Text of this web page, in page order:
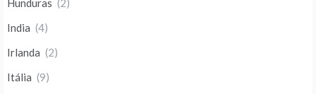
Hunduras (2)
India (4)
Irlanda (2)
Itália (9)